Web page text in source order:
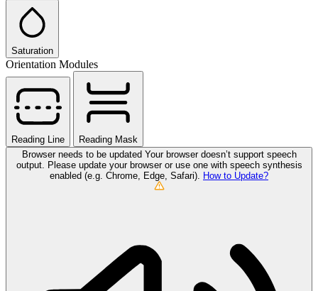
Saturation
Orientation Modules
Reading Line
Reading Mask
Browser needs to be updated Your browser doesn’t support speech
output. Please update your browser or use one with speech synthesis
enabled (e.g. Chrome, Edge, Safari). How to Update?